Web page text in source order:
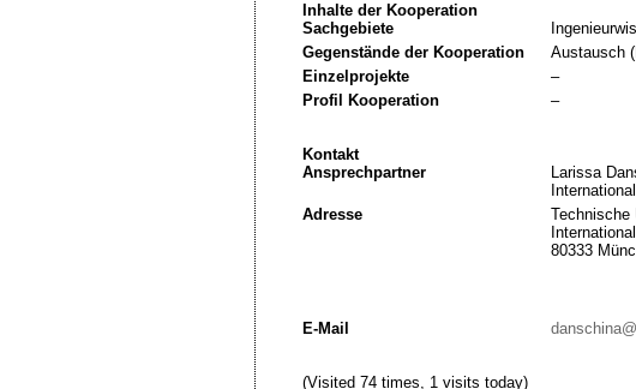
Inhalte der Kooperation
Sachgebiete
Gegenstände der Kooperation
Austausch
Einzelprojekte
–
Profil Kooperation
–
Kontakt
Ansprechpartner
Larissa
Adresse
Technische
80333
E-Mail
(Visited 74 times, 1 visits today)